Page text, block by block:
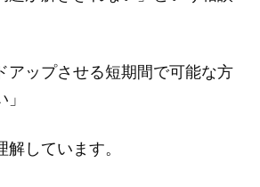
アップさせる短期間で可能な方
しています。